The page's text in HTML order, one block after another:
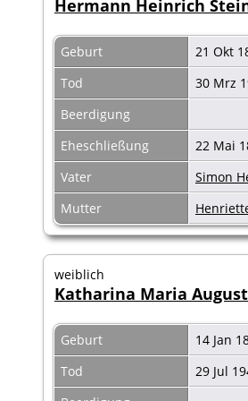
Hermann Heinrich
Geburt 21 Okt
Tod
30 Mrz
Beerdigung
Eheschließung
22 Mai
Vater
Simon
Mutter
weiblich
Katharina Maria
Geburt 14 Jan
Tod
29 Jul